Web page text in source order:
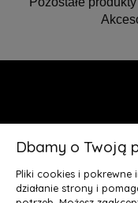
Dbamy o Twoją
Pliki cookies i pokrewne
działanie strony i